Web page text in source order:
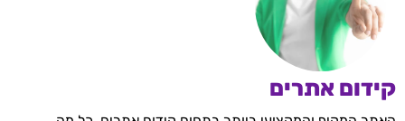
קידום אתרים